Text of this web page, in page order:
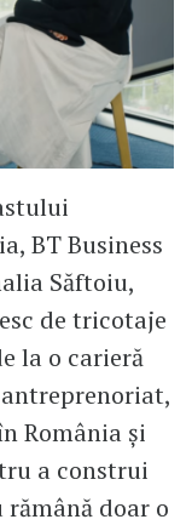
BT Business
Săftoiu,
de tricotaje
la o carieră
România și
a construi
doar o